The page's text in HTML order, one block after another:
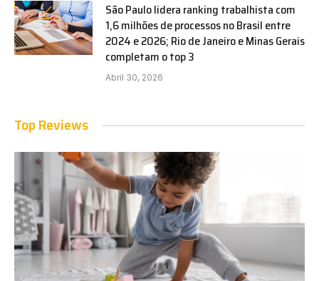
São Paulo lidera ranking trabalhista com
1,6 milhões de processos no Brasil entre
2024 e 2026; Rio de Janeiro e Minas Gerais
completam o top 3
Abril 30, 2026
Top Reviews